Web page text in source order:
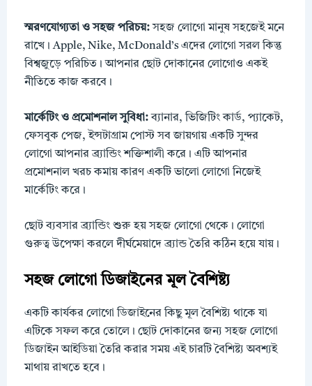
স্মরণযোগ্যতা ও সহজ পরিচয়:সহজ লোগো মানুষ সহজেই মনে
রাখে। Apple, Nike, McDonald’s এদের লোগো সরল কিন্তু
বিশ্বজুড়ে পরিচিত। আপনার ছোট দোকানের লোগোও একই
নীতিতে কাজ করবে।
মার্কেটিং ও প্রমোশনাল সুবিধা:ব্যানার, ভিজিটিং কার্ড, প্যাকেট,
ফেসবুক পেজ, ইন্সটাগ্রাম পোস্ট সব জায়গায় একটি সুন্দর
লোগো আপনার ব্র্যান্ডিং শক্তিশালী করে। এটি আপনার
প্রমোশনাল খরচ কমায় কারণ একটি ভালো লোগো নিজেই
মার্কেটিং করে।
ছোট ব্যবসার ব্র্যান্ডিং শুরু হয় সহজ লোগো থেকে। লোগো
গুরুত্ব উপেক্ষা করলে দীর্ঘমেয়াদে ব্র্যান্ড তৈরি কঠিন হয়ে যায়।
সহজ লোগো ডিজাইনের মূল বৈশিষ্ট্য
একটি কার্যকর লোগো ডিজাইনের কিছু মূল বৈশিষ্ট্য থাকে যা
এটিকে সফল করে তোলে। ছোট দোকানের জন্য সহজ লোগো
ডিজাইন আইডিয়া তৈরি করার সময় এই চারটি বৈশিষ্ট্য অবশ্যই
মাথায় রাখতে হবে।